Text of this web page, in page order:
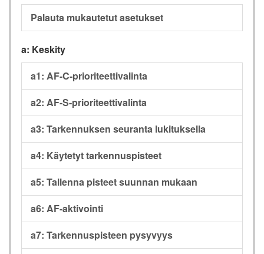
Palauta mukautetut asetukset
a: Keskity
a1: AF-C-prioriteettivalinta
a2: AF-S-prioriteettivalinta
a3: Tarkennuksen seuranta lukituksella
a4: Käytetyt tarkennuspisteet
a5: Tallenna pisteet suunnan mukaan
a6: AF-aktivointi
a7: Tarkennuspisteen pysyvyys